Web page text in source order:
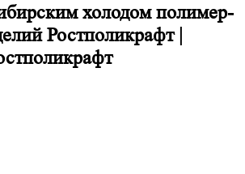
холодом полимер-
Ростполикрафт |